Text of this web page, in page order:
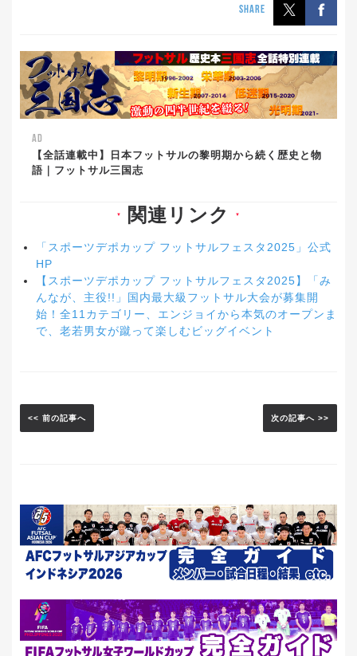
SHARE
AD
【全話連載中】日本フットサルの黎明期から続く歴史と物
語｜フットサル三国志
▼ 関連リンク ▼
「スポーツデポカップ フットサルフェスタ2025」公式
HP
【スポーツデポカップ フットサルフェスタ2025】「み
んなが、主役!!」国内最大級フットサル大会が募集開
始！全11カテゴリー、エンジョイから本気のオープンま
で、老若男女が蹴って楽しむビッグイベント
<< 前の記事へ 次の記事へ >>